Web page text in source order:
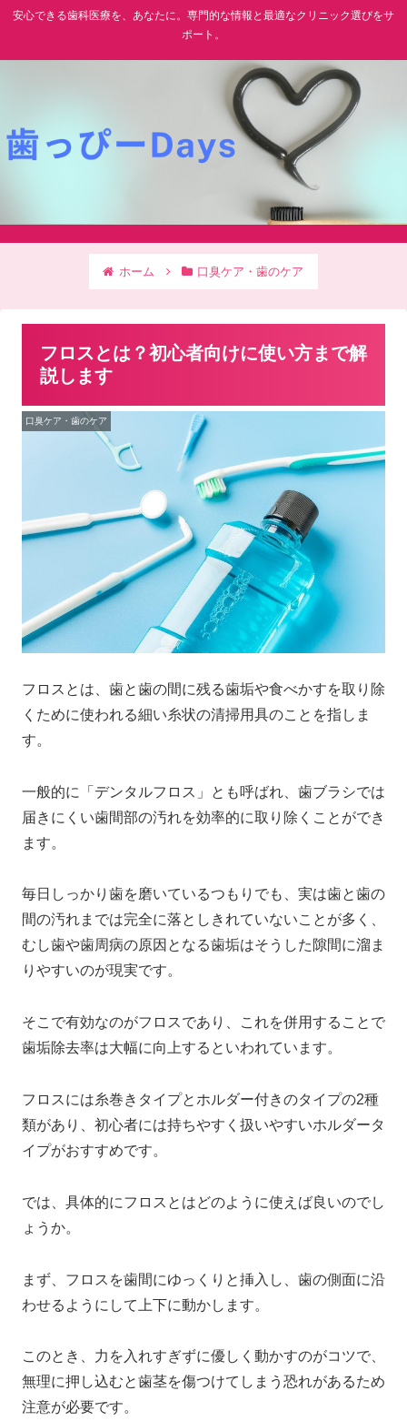
安心できる歯科医療を、あなたに。専門的な情報と最適なクリニック選びをサ
ポート。
ホーム 口臭ケア・歯のケア
フロスとは？初心者向けに使い方まで解
説します
口臭ケア・歯のケア
フロスとは、歯と歯の間に残る歯垢や食べかすを取り除
くために使われる細い糸状の清掃用具のことを指しま
す。
一般的に「デンタルフロス」とも呼ばれ、歯ブラシでは
届きにくい歯間部の汚れを効率的に取り除くことができ
ます。
毎日しっかり歯を磨いているつもりでも、実は歯と歯の
間の汚れまでは完全に落としきれていないことが多く、
むし歯や歯周病の原因となる歯垢はそうした隙間に溜ま
りやすいのが現実です。
そこで有効なのがフロスであり、これを併用することで
歯垢除去率は大幅に向上するといわれています。
フロスには糸巻きタイプとホルダー付きのタイプの2種
類があり、初心者には持ちやすく扱いやすいホルダータ
イプがおすすめです。
では、具体的にフロスとはどのように使えば良いのでし
ょうか。
まず、フロスを歯間にゆっくりと挿入し、歯の側面に沿
わせるようにして上下に動かします。
このとき、力を入れすぎずに優しく動かすのがコツで、
無理に押し込むと歯茎を傷つけてしまう恐れがあるため
注意が必要です。